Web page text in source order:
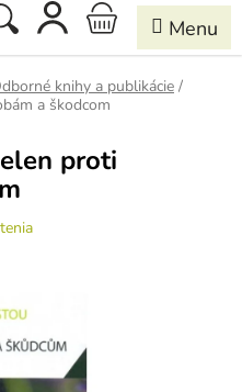
Hľadať
NÁKUPNÝ
KOŠÍK
knihy a publikácie /
a škodcom
proti